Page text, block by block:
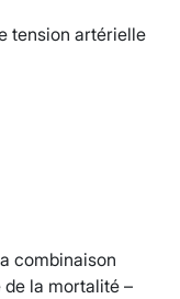
tension artérielle
combinaison
la mortalité –